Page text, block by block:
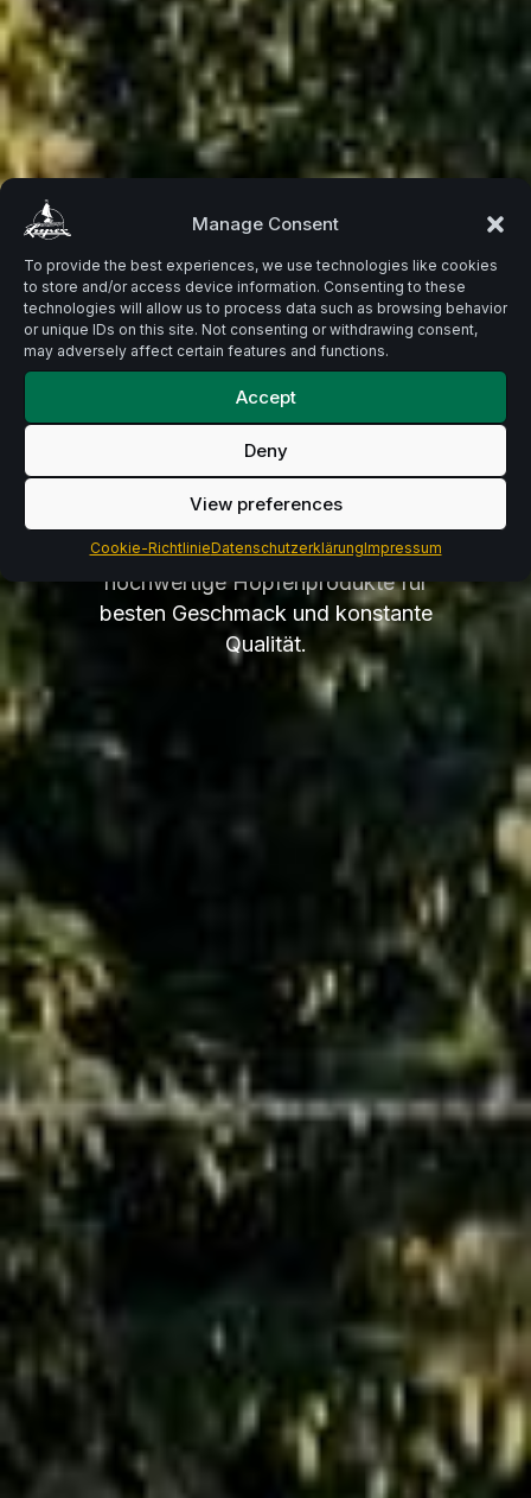
Manage Consent
To provide the best experiences, we use technologies like cookies
to store and/or access device information. Consenting to these
technologies will allow us to process data such as browsing behavior
or unique IDs on this site. Not consenting or withdrawing consent,
may adversely affect certain features and functions.
Accept
Deny
View preferences
Cookie-RichtlinieDatenschutzerklärungImpressum
Beste
Zutaten.
Für einzigartiges Bier.Von
ausgewähltem Hallertauer Hopfen,
zu Sorten aus Übersee – Lupex
liefert Brauereien weltweit
hochwertige Hopfenprodukte für
besten Geschmack und konstante
Qualität.